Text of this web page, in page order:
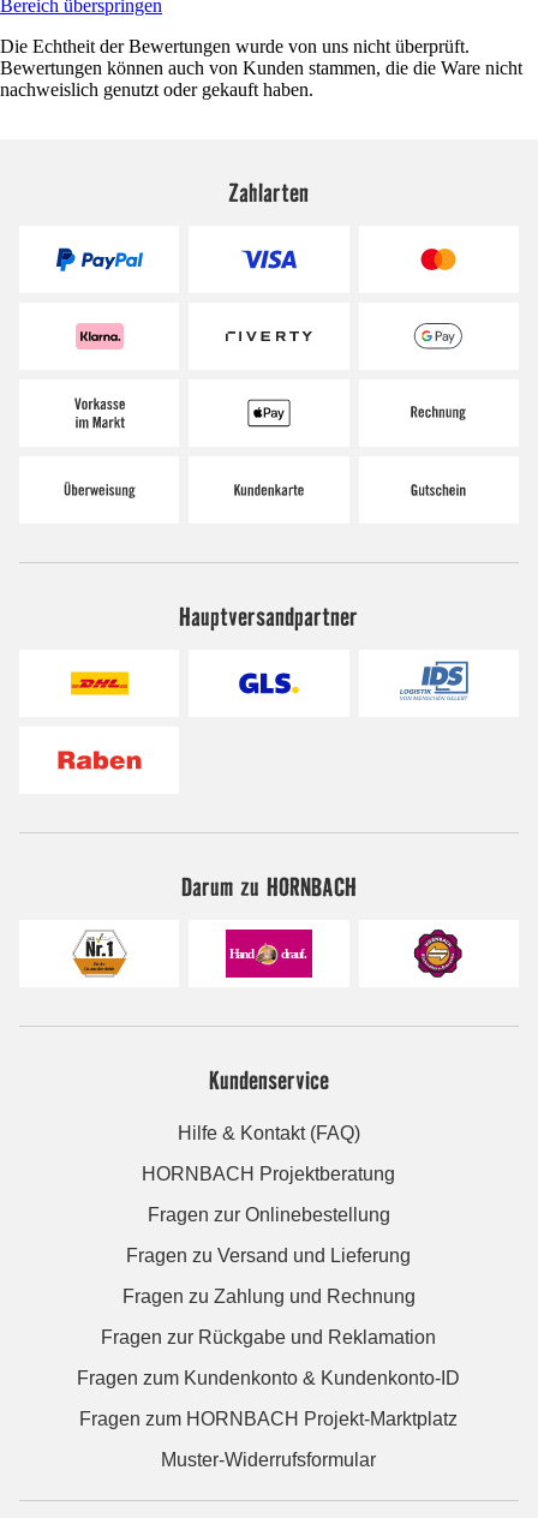
Bereich überspringen
Die Echtheit der Bewertungen wurde von uns nicht überprüft.
Bewertungen können auch von Kunden stammen, die die Ware nicht
nachweislich genutzt oder gekauft haben.
Zahlarten
Hauptversandpartner
Darum zu HORNBACH
Kundenservice
Hilfe & Kontakt (FAQ)
HORNBACH Projektberatung
Fragen zur Onlinebestellung
Fragen zu Versand und Lieferung
Fragen zu Zahlung und Rechnung
Fragen zur Rückgabe und Reklamation
Fragen zum Kundenkonto & Kundenkonto-ID
Fragen zum HORNBACH Projekt-Marktplatz
Muster-Widerrufsformular